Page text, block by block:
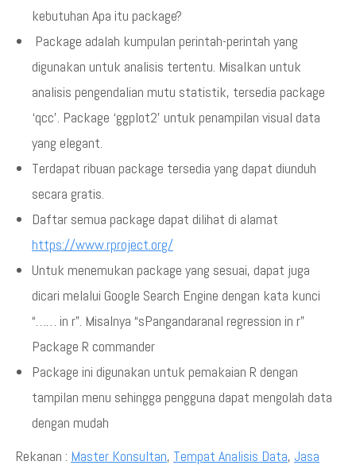
kebutuhan Apa itu package?
Package adalah kumpulan perintah-perintah yang
digunakan untuk analisis tertentu. Misalkan untuk
analisis pengendalian mutu statistik, tersedia package
‘qcc’. Package ‘ggplot2’ untuk penampilan visual data
yang elegant.
Terdapat ribuan package tersedia yang dapat diunduh
secara gratis.
Daftar semua package dapat dilihat di alamat
https://www.rproject.org/
Untuk menemukan package yang sesuai, dapat juga
dicari melalui Google Search Engine dengan kata kunci
“…… in r”. Misalnya “sPangandaranal regression in r”
Package R commander
Package ini digunakan untuk pemakaian R dengan
tampilan menu sehingga pengguna dapat mengolah data
dengan mudah
Rekanan : Master Konsultan, Tempat Analisis Data, Jasa